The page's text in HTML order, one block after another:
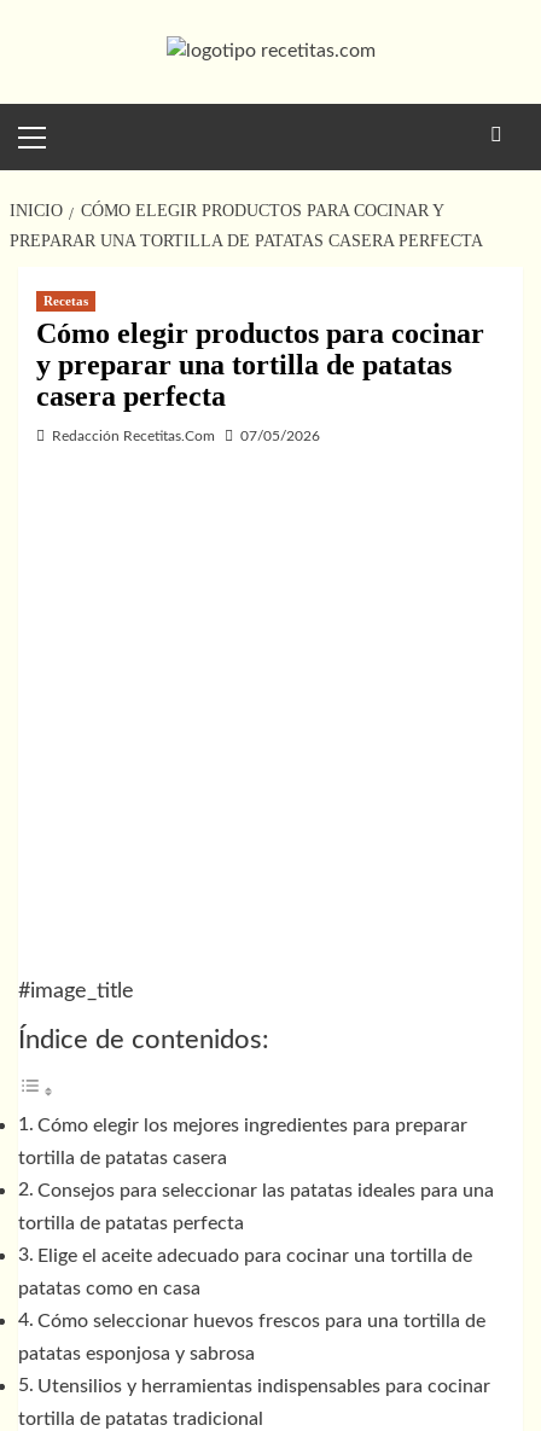
principal
INICIO
CÓMO ELEGIR PRODUCTOS PARA COCINAR Y
PREPARAR UNA TORTILLA DE PATATAS CASERA PERFECTA
Recetas
Cómo elegir productos para cocinar
y preparar una tortilla de patatas
casera perfecta
Redacción Recetitas.Com 07/05/2026
#image_title
Índice de contenidos:
Cómo elegir los mejores ingredientes para preparar
tortilla de patatas casera
Consejos para seleccionar las patatas ideales para una
tortilla de patatas perfecta
Elige el aceite adecuado para cocinar una tortilla de
patatas como en casa
Cómo seleccionar huevos frescos para una tortilla de
patatas esponjosa y sabrosa
Utensilios y herramientas indispensables para cocinar
tortilla de patatas tradicional